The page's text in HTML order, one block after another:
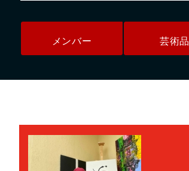
メンバー 芸術品